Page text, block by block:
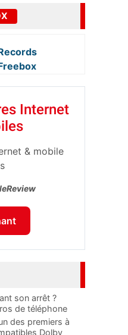
Internet
& mobile
son arrêt ?
de téléphone
des premiers à
Dolby